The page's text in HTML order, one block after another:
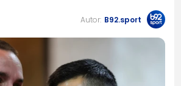
Autor: B92.sport